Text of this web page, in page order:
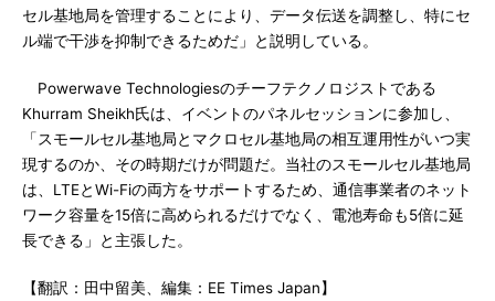
セル基地局を管理することにより、データ伝送を調整し、特にセ
ル端で干渉を抑制できるためだ」と説明している。
Powerwave Technologiesのチーフテクノロジストである
Khurram Sheikh氏は、イベントのパネルセッションに参加し、
「スモールセル基地局とマクロセル基地局の相互運用性がいつ実
現するのか、その時期だけが問題だ。当社のスモールセル基地局
は、LTEとWi-Fiの両方をサポートするため、通信事業者のネット
ワーク容量を15倍に高められるだけでなく、電池寿命も5倍に延
長できる」と主張した。
【翻訳：田中留美、編集：EE Times Japan】